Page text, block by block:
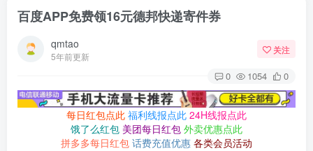
百度APP免费领16元德邦快递寄件券
qmtao
5年前更新
关注
0 1054 0
每日红包点此 福利线报点此 24H线报点此
饿了么红包 美团每日红包 外卖优惠点此
拼多多每日红包 话费充值优惠 各类会员活动